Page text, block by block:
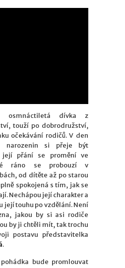
osmnáctiletá dívka z
touží po dobrodružství,
očekávání rodičů. V den
narozenin si přeje být
přání se promění ve
ráno se probouzí v
od dítěte až po starou
spokojená s tím, jak se
Nechápou její charaktera
její touhu po vzdělání. Není
jakou by si asi rodiče
by ji chtěli mít, tak trochu
postavu představitelka
.
bude promlouvat